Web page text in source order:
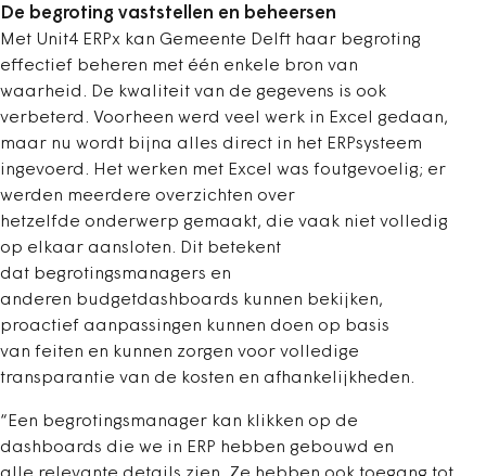
De begroting vaststellen en beheersen
Met Unit4 ERPx kan Gemeente Delft haar begroting
effectief beheren met één enkele bron van
waarheid. De kwaliteit van de gegevens is ook
verbeterd. Voorheen werd veel werk in Excel gedaan,
maar nu wordt bijna alles direct in het ERPsysteem
ingevoerd. Het werken met Excel was foutgevoelig; er
werden meerdere overzichten over
hetzelfde onderwerp gemaakt, die vaak niet volledig
op elkaar aansloten. Dit betekent
dat begrotingsmanagers en
anderen budgetdashboards kunnen bekijken,
proactief aanpassingen kunnen doen op basis
van feiten en kunnen zorgen voor volledige
transparantie van de kosten en afhankelijkheden.
“Een begrotingsmanager kan klikken op de
dashboards die we in ERP hebben gebouwd en